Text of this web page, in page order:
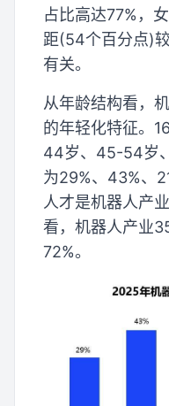
占比高达77%，
距(54个百分点)
有关。
从年龄结构看，
的年轻化特征。
44岁、45-54岁
为29%、43%、
人才是机器人产
看，机器人产业
72%。